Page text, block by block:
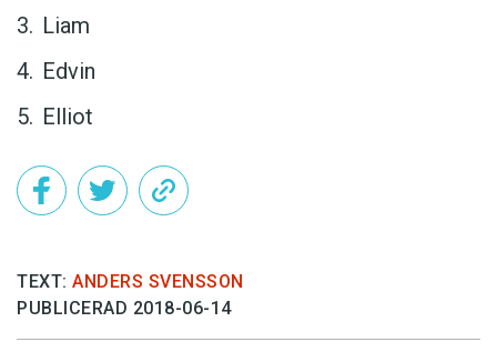
Liam
Edvin
Elliot
TEXT: ANDERS SVENSSON
PUBLICERAD 2018-06-14